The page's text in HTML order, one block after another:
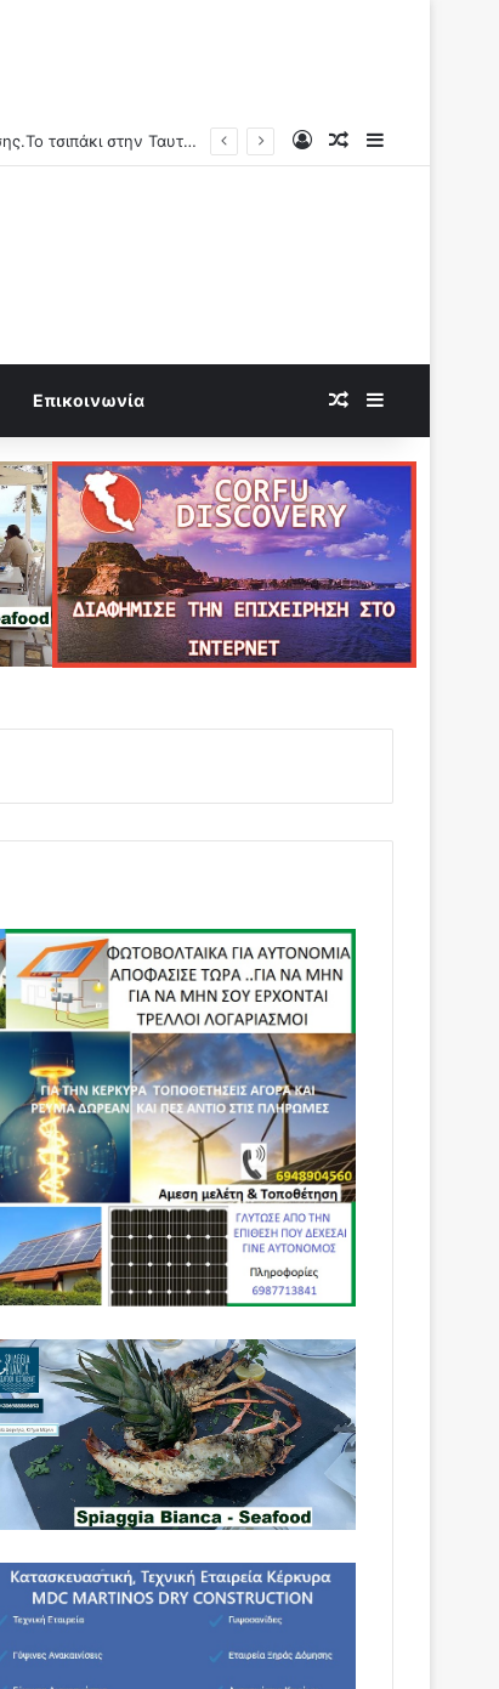
Παρενέργεια εμβολίων κατά Covid-19: «1,25 δις γυναίκες θα τεκνοποιήσουν ένα είδος ανθρώπου που δεν έχει υπάρξει μέχρι στιγμής» Log InRandom Article
Επικοινωνία Random Article